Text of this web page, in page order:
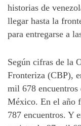
historias de
llegar hasta la
para entregarse a
Según cifras de la
Fronteriza (CBP),
mil 678 encuentros
México. En el año
787 encuentros. Y